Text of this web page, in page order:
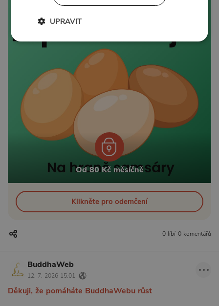
Od 80 Kč měsíčně
Klikněte pro odemčení
0 líbí 0 komentářů
BuddhaWeb
12. 7. 2026 15:01
Děkuji, že pomáháte BuddhaWebu růst
UPRAVIT